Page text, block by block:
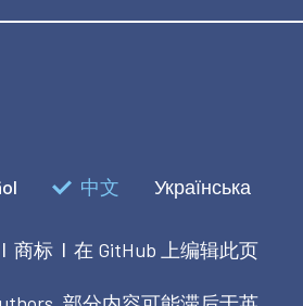
中文 Українська
| 商标 | 在 GitHub 上编辑此页